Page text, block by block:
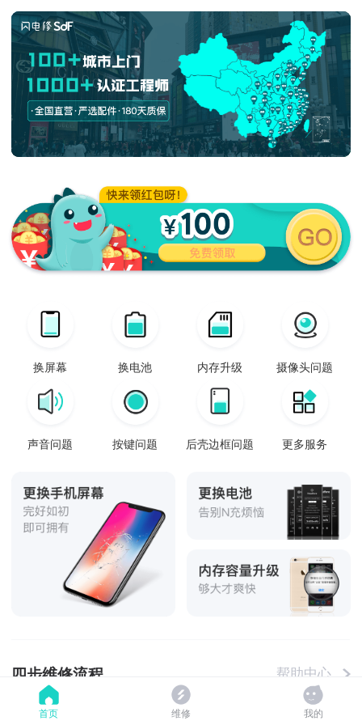
换屏幕 换电池 内存升级 摄像头问题
声音问题 按键问题 后壳边框问题 更多服务
四步维修流程 帮助中心
首页 维修 我的